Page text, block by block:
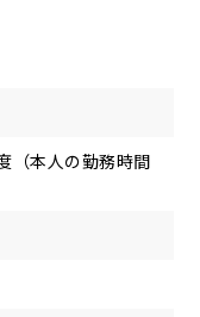
（本人の勤務時間